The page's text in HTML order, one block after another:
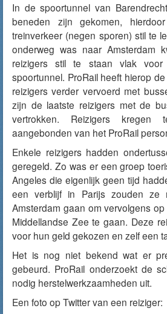
In de spoortunnel van
beneden zijn gekomen,
treinverkeer (negen sporen) stil te
onderweg was naar Amsterdam
reizigers stil te staan vlak
spoortunnel. ProRail heeft hierop
reizigers verder vervoerd met
zijn de laatste reizigers met de
vertrokken. Reizigers kregen
aangebonden van het ProRail
Enkele reizigers hadden
geregeld. Zo was er een groep
Angeles die eigenlijk geen tijd
een verblijf in Parijs zouden ze
Amsterdam gaan om vervolgens
Middellandse Zee te gaan. Deze
voor hun geld gekozen en zelf een
Het is nog niet bekend wat er
gebeurd. ProRail onderzoekt de
nodig herstelwerkzaamheden uit.
Een foto op Twitter van een reiziger: